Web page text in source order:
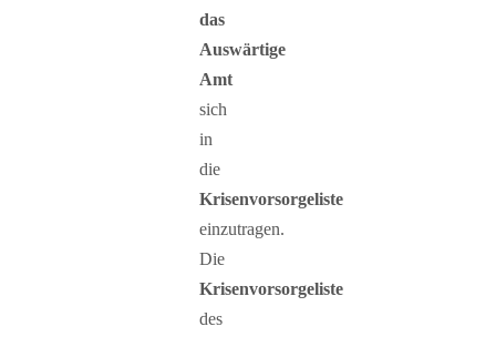
das
Auswärtige
Amt
sich
in
die
Krisenvorsorgeliste
einzutragen.
Die
Krisenvorsorgeliste
des